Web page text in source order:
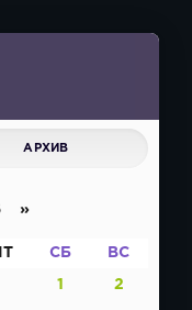
АРХИВ
»
СБ ВС
1 2